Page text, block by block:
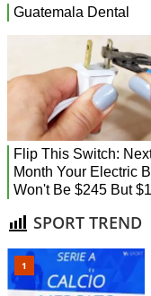
SPORT TREND